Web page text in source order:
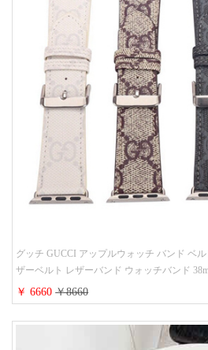
グッチ GUCCI アップルウォッチ バンド ベル
ザーベルト レザーバンド ウォッチバンド
￥ 6660￥8660